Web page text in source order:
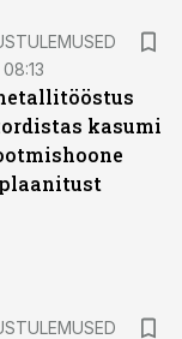
kasumi